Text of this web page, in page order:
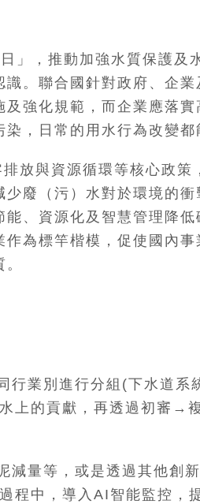
」，推動加強水質保護及
。聯合國針對政府、企業
強化規範，而企業應落
，日常的用水行為改變都
放與資源循環等核心政策
廢（污）水對於環境的
、資源化及智慧管理降
為標竿楷模，促使國內
行業別進行分組(下水道系
上的貢獻，再透過初審→
量等，或是透過其他創
程中，導入AI智能監控，